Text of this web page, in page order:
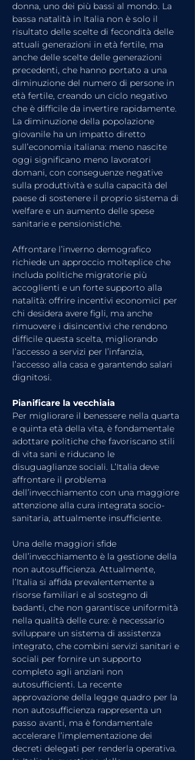
donna, uno dei più bassi al mondo. La
bassa natalità in Italia non è solo il
risultato delle scelte di fecondità delle
attuali generazioni in età fertile, ma
anche delle scelte delle generazioni
precedenti, che hanno portato a una
diminuzione del numero di persone in
età fertile, creando un ciclo negativo
che è difficile da invertire rapidamente.
La diminuzione della popolazione
giovanile ha un impatto diretto
sull’economia italiana: meno nascite
oggi significano meno lavoratori
domani, con conseguenze negative
sulla produttività e sulla capacità del
paese di sostenere il proprio sistema di
welfare e un aumento delle spese
sanitarie e pensionistiche.
Affrontare l’inverno demografico
richiede un approccio molteplice che
includa politiche migratorie più
accoglienti e un forte supporto alla
natalità: offrire incentivi economici per
chi desidera avere figli, ma anche
rimuovere i disincentivi che rendono
difficile questa scelta, migliorando
l’accesso a servizi per l’infanzia,
l’accesso alla casa e garantendo salari
dignitosi.
Pianificare la vecchiaia
Per migliorare il benessere nella quarta
e quinta età della vita, è fondamentale
adottare politiche che favoriscano stili
di vita sani e riducano le
disuguaglianze sociali. L’Italia deve
affrontare il problema
dell’invecchiamento con una maggiore
attenzione alla cura integrata socio-
sanitaria, attualmente insufficiente.
Una delle maggiori sfide
dell’invecchiamento è la gestione della
non autosufficienza. Attualmente,
l’Italia si affida prevalentemente a
risorse familiari e al sostegno di
badanti, che non garantisce uniformità
nella qualità delle cure: è necessario
sviluppare un sistema di assistenza
integrato, che combini servizi sanitari e
sociali per fornire un supporto
completo agli anziani non
autosufficienti. La recente
approvazione della legge quadro per la
non autosufficienza rappresenta un
passo avanti, ma è fondamentale
accelerare l’implementazione dei
decreti delegati per renderla operativa.